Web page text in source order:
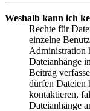
Weshalb kann ich
Rechte für
einzelne
Administration
Dateianhänge
Beitrag
dürfen Dateien
kontaktieren,
Dateianhänge